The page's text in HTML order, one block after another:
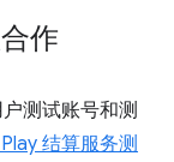
作
测试账号和测
结算服务测